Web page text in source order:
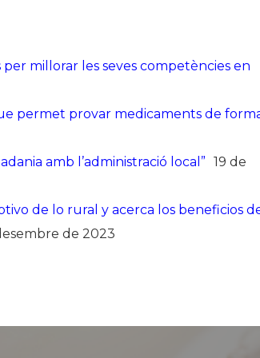
per millorar les seves competències en
permet provar medicaments de
amb l’administració local” 19 de
de lo rural y acerca los beneficios
de 2023